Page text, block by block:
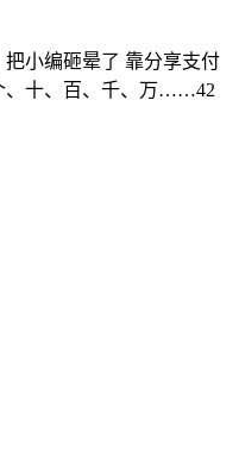
小编砸晕了 靠分享支付
十、百、千、万……42